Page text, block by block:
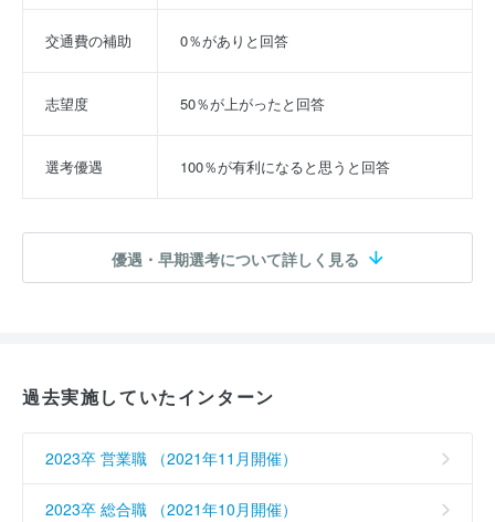
交通費の補助 0％がありと回答
志望度 50％が上がったと回答
選考優遇 100％が有利になると思うと回答
優遇・早期選考について詳しく見る
過去実施していたインターン
2023卒 営業職 （2021年11月開催）
2023卒 総合職 （2021年10月開催）